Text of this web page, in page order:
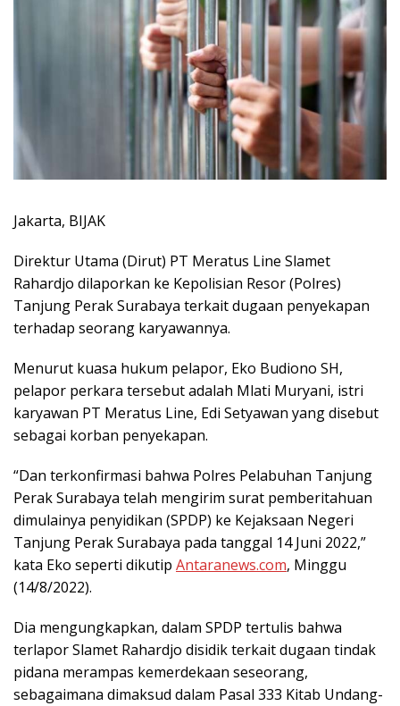
Jakarta, BIJAK
Direktur Utama (Dirut) PT Meratus Line Slamet
Rahardjo dilaporkan ke Kepolisian Resor (Polres)
Tanjung Perak Surabaya terkait dugaan penyekapan
terhadap seorang karyawannya.
Menurut kuasa hukum pelapor, Eko Budiono SH,
pelapor perkara tersebut adalah Mlati Muryani, istri
karyawan PT Meratus Line, Edi Setyawan yang disebut
sebagai korban penyekapan.
“Dan terkonfirmasi bahwa Polres Pelabuhan Tanjung
Perak Surabaya telah mengirim surat pemberitahuan
dimulainya penyidikan (SPDP) ke Kejaksaan Negeri
Tanjung Perak Surabaya pada tanggal 14 Juni 2022,”
kata Eko seperti dikutip Antaranews.com, Minggu
(14/8/2022).
Dia mengungkapkan, dalam SPDP tertulis bahwa
terlapor Slamet Rahardjo disidik terkait dugaan tindak
pidana merampas kemerdekaan seseorang,
sebagaimana dimaksud dalam Pasal 333 Kitab Undang-